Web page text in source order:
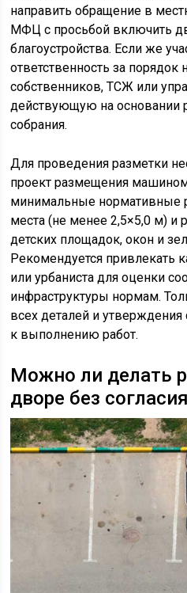
направить обращение в
МФЦ с просьбой включить
благоустройства. Если же
ответственность за порядок
собственников, ТСЖ или
действующую на основании
собрания.
Для проведения разметки
проект размещения
минимальные нормативные
места (не менее 2,5×5,0 м) и
детских площадок, окон и
Рекомендуется привлекать
или урбаниста для оценки
инфраструктуры нормам.
всех деталей и
к выполнению работ.
Можно ли делать
дворе без